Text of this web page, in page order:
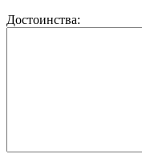
Достоинства: